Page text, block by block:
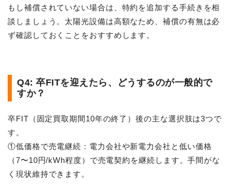
もし補償されていない場合は、特約を追加する手続きを相
談しましょう。太陽光設備は高額なため、補償の有無は必
ず確認しておくことをおすすめします。
Q4: 卒FITを迎えたら、どうするのが一般的で
すか？
卒FIT（固定買取期間10年の終了）後の主な選択肢は3つで
す。
①低価格で売電継続：電力会社や新電力会社と低い価格
（7〜10円/kWh程度）で売電契約を継続します。手間がな
く現状維持できます。